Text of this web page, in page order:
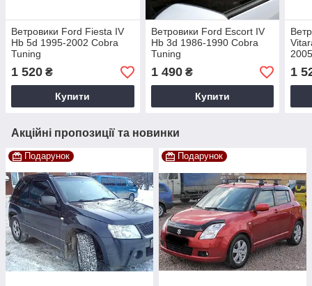
Ветровики Ford Fiesta IV
Hb 5d 1995-2002 Cobra
Tuning
1 520 ₴
Купити
Ветровики Ford Escort IV
Hb 3d 1986-1990 Cobra
Tuning
1 490₴
Купити
1
Акційні пропозиції та новинки
Подарунок Подарунок